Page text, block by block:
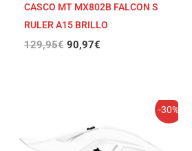
CASCO MT MX802B FALCON S
RULER A15 BRILLO
129,95€ 90,97€
-30%
original
era: